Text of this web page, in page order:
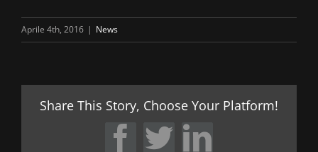
Aprile 4th, 2016 | News
Share This Story, Choose Your Platform!
Facebook
TwitterLinkedIn